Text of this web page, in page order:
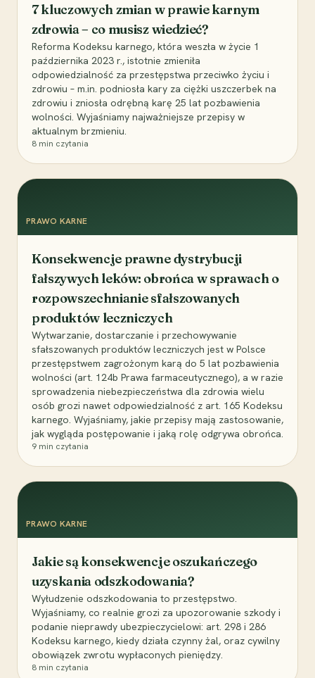
7 kluczowych zmian w prawie karnym
zdrowia – co musisz wiedzieć?
Reforma Kodeksu karnego, która weszła w życie 1
października 2023 r., istotnie zmieniła
odpowiedzialność za przestępstwa przeciwko życiu i
zdrowiu – m.in. podniosła kary za ciężki uszczerbek na
zdrowiu i zniosła odrębną karę 25 lat pozbawienia
wolności. Wyjaśniamy najważniejsze przepisy w
aktualnym brzmieniu.
8 min czytania
PRAWO KARNE
Konsekwencje prawne dystrybucji
fałszywych leków: obrońca w sprawach o
rozpowszechnianie sfałszowanych
produktów leczniczych
Wytwarzanie, dostarczanie i przechowywanie
sfałszowanych produktów leczniczych jest w Polsce
przestępstwem zagrożonym karą do 5 lat pozbawienia
wolności (art. 124b Prawa farmaceutycznego), a w razie
sprowadzenia niebezpieczeństwa dla zdrowia wielu
osób grozi nawet odpowiedzialność z art. 165 Kodeksu
karnego. Wyjaśniamy, jakie przepisy mają zastosowanie,
jak wygląda postępowanie i jaką rolę odgrywa obrońca.
9 min czytania
PRAWO KARNE
Jakie są konsekwencje oszukańczego
uzyskania odszkodowania?
Wyłudzenie odszkodowania to przestępstwo.
Wyjaśniamy, co realnie grozi za upozorowanie szkody i
podanie nieprawdy ubezpieczycielowi: art. 298 i 286
Kodeksu karnego, kiedy działa czynny żal, oraz cywilny
obowiązek zwrotu wypłaconych pieniędzy.
8 min czytania